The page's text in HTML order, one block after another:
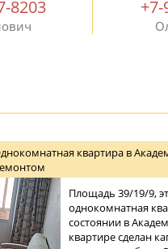
8203
квартира в
Площадь 39/19/9,
однокомнатная
состоянии в
квартире сделан